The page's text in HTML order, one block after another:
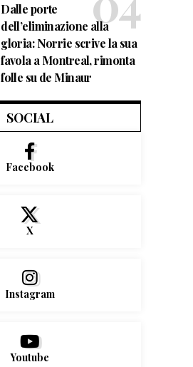
Dalle porte
dell’eliminazione alla
gloria: Norrie scrive la sua
favola a Montreal, rimonta
folle su de Minaur
SOCIAL
Facebook
X
Instagram
Youtube